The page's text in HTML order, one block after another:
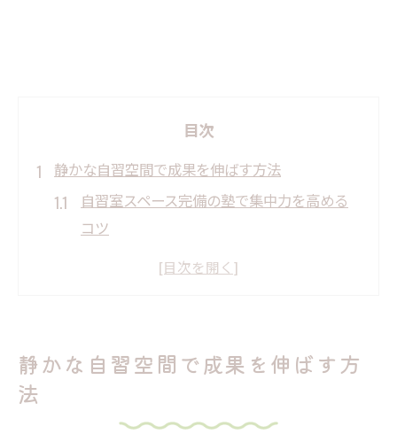
目次
静かな自習空間で成果を伸ばす方法
自習室スペース完備の塾で集中力を高める
コツ
静かな塾自習環境がもたらす学習効果の違
ス利用法
静かな自習空間で成果を伸ばす方
法